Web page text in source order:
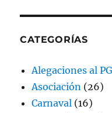
CATEGORÍAS
Alegaciones al
Asociación (26)
Carnaval (16)